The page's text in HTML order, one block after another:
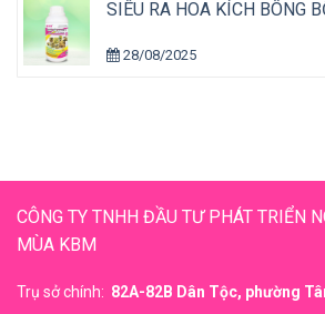
SIÊU RA HOA KÍCH BÔNG
28/08/2025
CÔNG TY TNHH ĐẦU TƯ PHÁT TRIỂN
MÙA KBM
Trụ sở chính: 82A-82B Dân Tộc, phường